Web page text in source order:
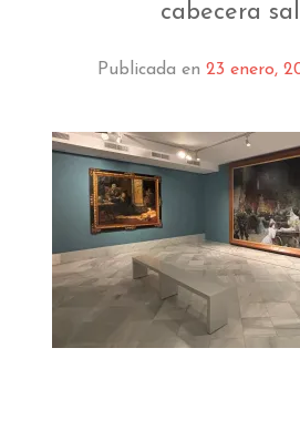
COLECCIÓN
PUBLICACIONES
INFORMACIÓN
AMIGOS DEL MUSEO
cabecera
Publicada en 23 enero,